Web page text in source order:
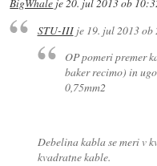
BigWhale je20. jul 2013 ob
STU-IIIje 19. jul 2013 ob
OP pomeri premer
baker recimo) in
0,75mm2
Debelina kabla se meri v
kvadratne kable.